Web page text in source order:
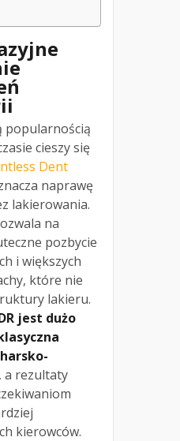
popularnością
cieszy się
Dent
naprawę
lakierowania.
na
pozbycie
i większych
które nie
lakieru.
jest dużo
, a rezultaty
kierowców.